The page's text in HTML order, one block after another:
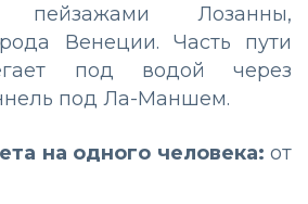
пейзажами Лозанны,
Венеции. Часть пути
под водой через
под Ла-Маншем.
на одного человека: от